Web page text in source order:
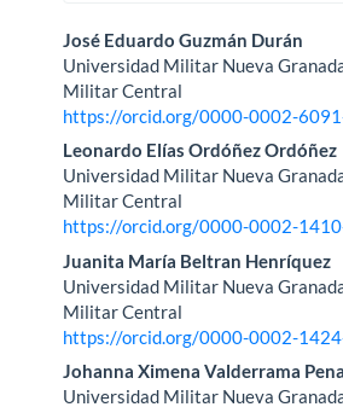
Contenido
principal
del
artículo
José Eduardo Guzmán Durán
Universidad Militar Nueva
Militar Central
https://orcid.org/0000-0002-
Leonardo Elías Ordóñez Ordóñez
Universidad Militar Nueva
Militar Central
https://orcid.org/0000-0002-
Juanita María Beltran Henríquez
Universidad Militar Nueva
Militar Central
https://orcid.org/0000-0002-
Johanna Ximena Valderrama
Universidad Militar Nueva